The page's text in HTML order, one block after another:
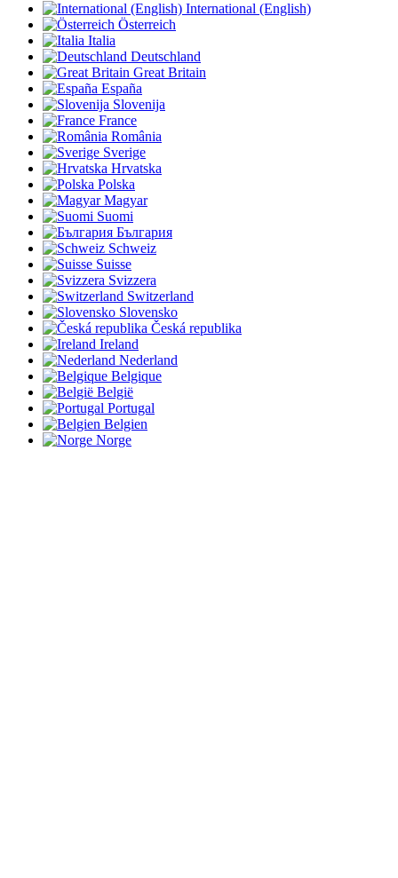
International (English)
Österreich
Italia
Deutschland
Great Britain
España
Slovenija
France
România
Sverige
Hrvatska
Polska
Magyar
Suomi
България
Schweiz
Suisse
Svizzera
Switzerland
Slovensko
Česká republika
Ireland
Nederland
Belgique
België
Portugal
Belgien
Norge